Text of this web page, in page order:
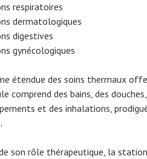
respiratoires
dermatologiques
digestives
gynécologiques
étendue des soins thermaux
comprend des bains, des
et des inhalations,
son rôle thérapeutique, la